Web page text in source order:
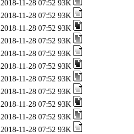
2018-11-28 07:52 93K
2018-11-28 07:52 93K
2018-11-28 07:52 93K
2018-11-28 07:52 93K
2018-11-28 07:52 93K
2018-11-28 07:52 93K
2018-11-28 07:52 93K
2018-11-28 07:52 93K
2018-11-28 07:52 93K
2018-11-28 07:52 93K
2018-11-28 07:52 93K